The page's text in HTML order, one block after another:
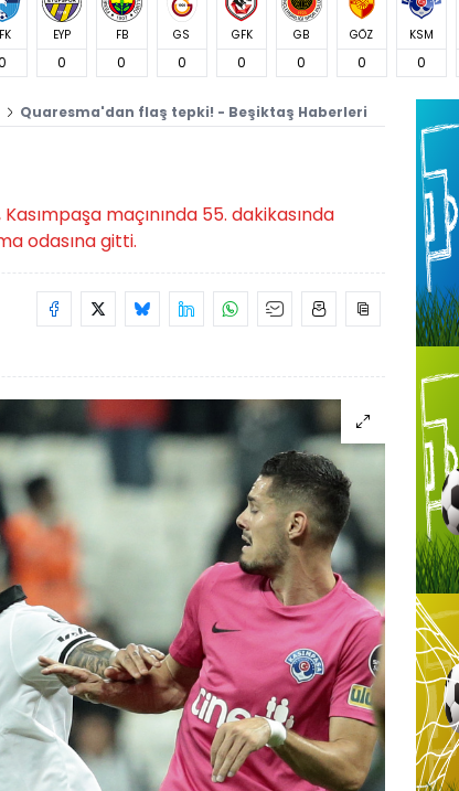
EYP
0
FB
0
GS
0
GFK
0
GB
0
GÖZ
0
KSM
0
Quaresma'dan flaş tepki! - Beşiktaş Haberleri
maçınında 55. dakikasında
odasına gitti.